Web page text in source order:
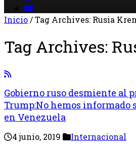
Inicio/Tag Archives: Rusia
Tag Archives:
Gobierno ruso desmiente al
Trump:No hemos informado
en Venezuela
4 junio, 2019 Internacional